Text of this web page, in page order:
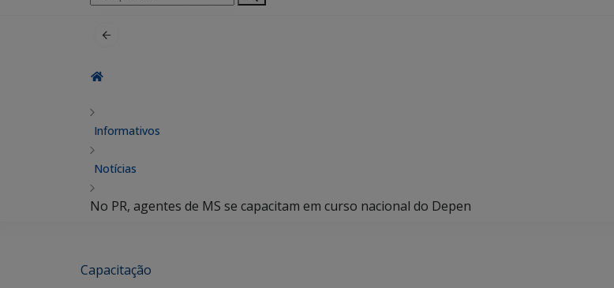
por:
Informativos
Notícias
No PR, agentes de MS se capacitam em curso nacional do Depen
Capacitação